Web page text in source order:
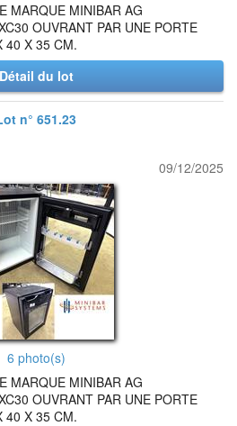
MARQUE MINIBAR AG
OUVRANT PAR UNE PORTE
40 X 35 CM.
Détail du lot
n° 651.23
09/12/2025
6 photo(s)
MARQUE MINIBAR AG
OUVRANT PAR UNE PORTE
40 X 35 CM.